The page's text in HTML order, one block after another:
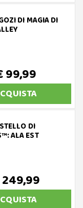
DI MAGIA DI
99,99
DI
ALA EST